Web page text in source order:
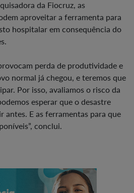
da Fiocruz, as
aproveitar a ferramenta para
hospitalar em consequência do
perda de produtividade e
normal já chegou, e teremos que
Por isso, avaliamos o risco da
esperar que o desastre
antes. E as ferramentas para que
conclui.